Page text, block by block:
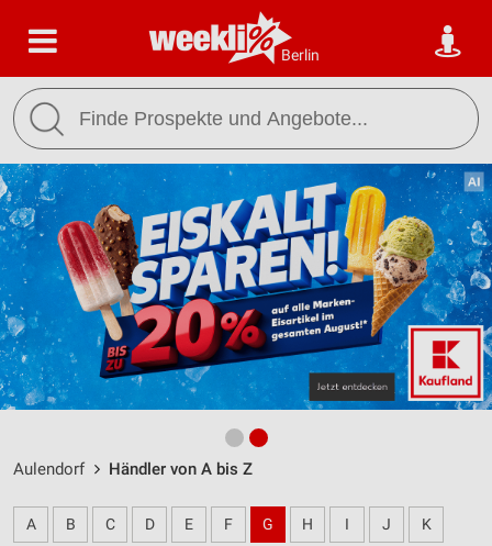
Berlin
Aulendorf Händler von A bis Z
A B C D E F G H I J K